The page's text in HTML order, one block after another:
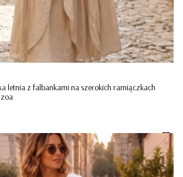
letnia z falbankami na szerokich ramiączkach